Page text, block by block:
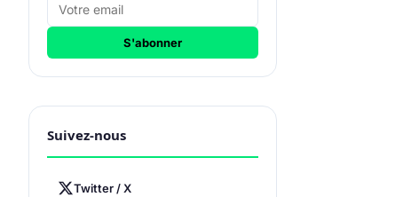
S'abonner
Suivez-nous
Twitter / X